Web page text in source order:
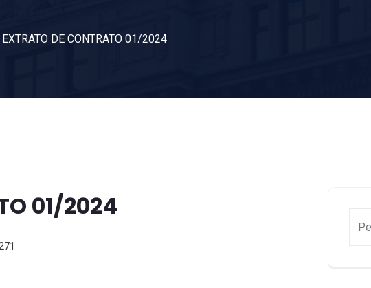
EXTRATO DE CONTRATO 01/2024
01/2024
271